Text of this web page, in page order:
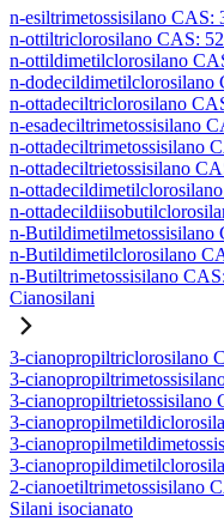
n-esiltrimetossisilano CAS:
n-ottiltriclorosilano CAS:
n-ottildimetilclorosilano
n-dodecildimetilclorosilano
n-ottadeciltriclorosilano
n-esadeciltrimetossisilano
n-ottadeciltrimetossisilano
n-ottadeciltrietossisilano
n-
n-
n-Butildimetilmetossisilano
n-Butildimetilclorosilano
n-Butiltrimetossisilano
Cianosilani
3-cianopropiltriclorosilano
3-
3-cianopropiltrietossisilano
3-
3-
3-
2-cianoetiltrimetossisilano
Silani isocianato